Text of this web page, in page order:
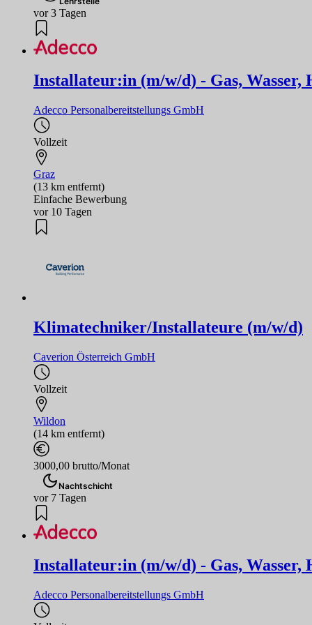
vor 3 Tagen
Installateur:in (m/w/d) - Gas, Wasser,
Adecco Personalbereitstellungs GmbH
Vollzeit
Graz
(13 km entfernt)
Einfache Bewerbung
vor 10 Tagen
Klimatechniker/Installateure (m/w/d)
Caverion Österreich GmbH
Vollzeit
Wildon
(14 km entfernt)
3000,00 brutto/Monat
Nachtschicht
vor 7 Tagen
Installateur:in (m/w/d) - Gas, Wasser,
Adecco Personalbereitstellungs GmbH